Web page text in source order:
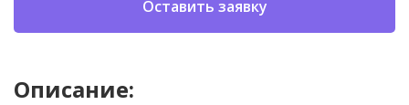
Оставить заявку
Описание: